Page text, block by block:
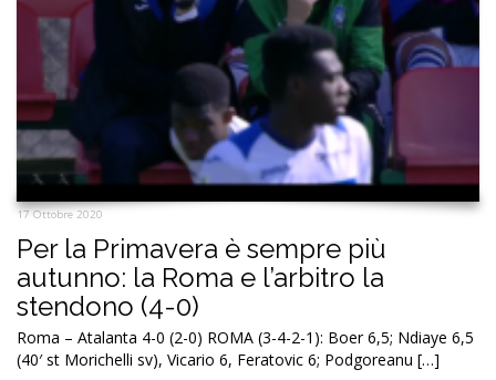
17 Ottobre 2020
Per la Primavera è sempre più
autunno: la Roma e l’arbitro la
stendono (4-0)
Roma – Atalanta 4-0 (2-0) ROMA (3-4-2-1): Boer 6,5; Ndiaye 6,5
(40′ st Morichelli sv), Vicario 6, Feratovic 6; Podgoreanu […]